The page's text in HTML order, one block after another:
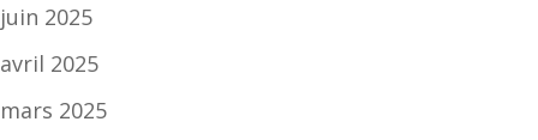
juin 2025
avril 2025
mars 2025